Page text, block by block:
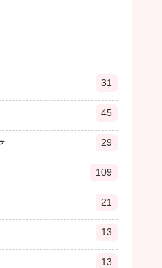
31
45
29
109
21
13
13